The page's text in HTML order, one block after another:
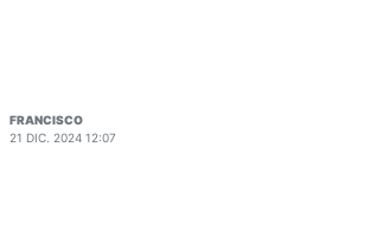
FRANCISCO
21 DIC. 2024 12:07